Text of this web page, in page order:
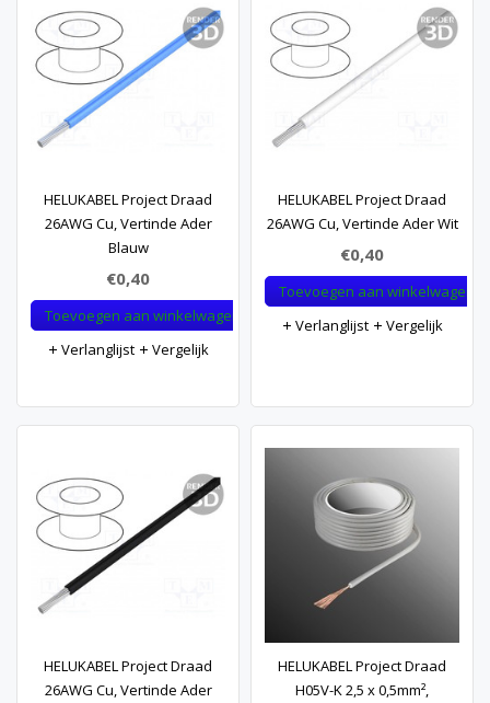
HELUKABEL Project Draad
26AWG Cu, Vertinde Ader
Blauw
€0,40
Toevoegen aan winkelwagen
Verlanglijst
Vergelijk
HELUKABEL Project Draad
26AWG Cu, Vertinde Ader Wit
€0,40
Toevoegen aan winkelwagen
Verlanglijst
Vergelijk
HELUKABEL Project Draad
26AWG Cu, Vertinde Ader
HELUKABEL Project Draad
H05V-K 2,5 x 0,5mm²,